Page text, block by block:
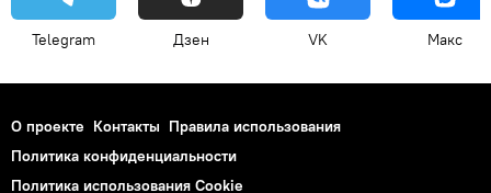
Telegram Дзен VK Макс
О проекте Контакты Правила использования
Политика конфиденциальности
Политика использования Cookie